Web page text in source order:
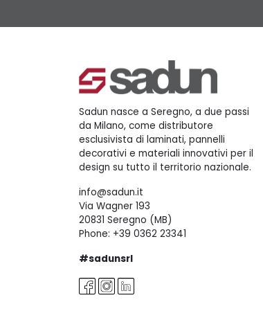
Sadun nasce a Seregno, a due passi
da Milano, come distributore
esclusivista di laminati, pannelli
decorativi e materiali innovativi per il
design su tutto il territorio nazionale.
info@sadun.it
Via Wagner 193
20831 Seregno (MB)
Phone: +39 0362 23341
#sadunsrl